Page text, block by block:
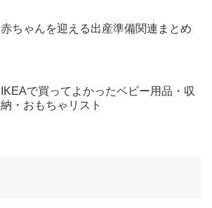
赤ちゃんを迎える出産準備関連まとめ
IKEAで買ってよかったベビー用品・収
納・おもちゃリスト